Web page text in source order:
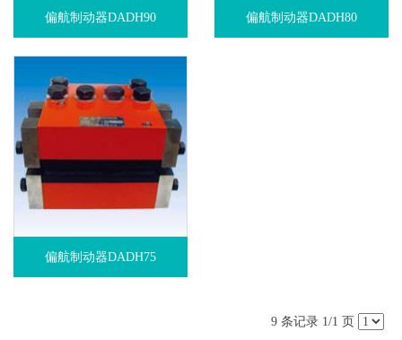
偏航制动器DADH90 偏航制动器DADH80
偏航制动器DADH75
9 条记录 1/1 页